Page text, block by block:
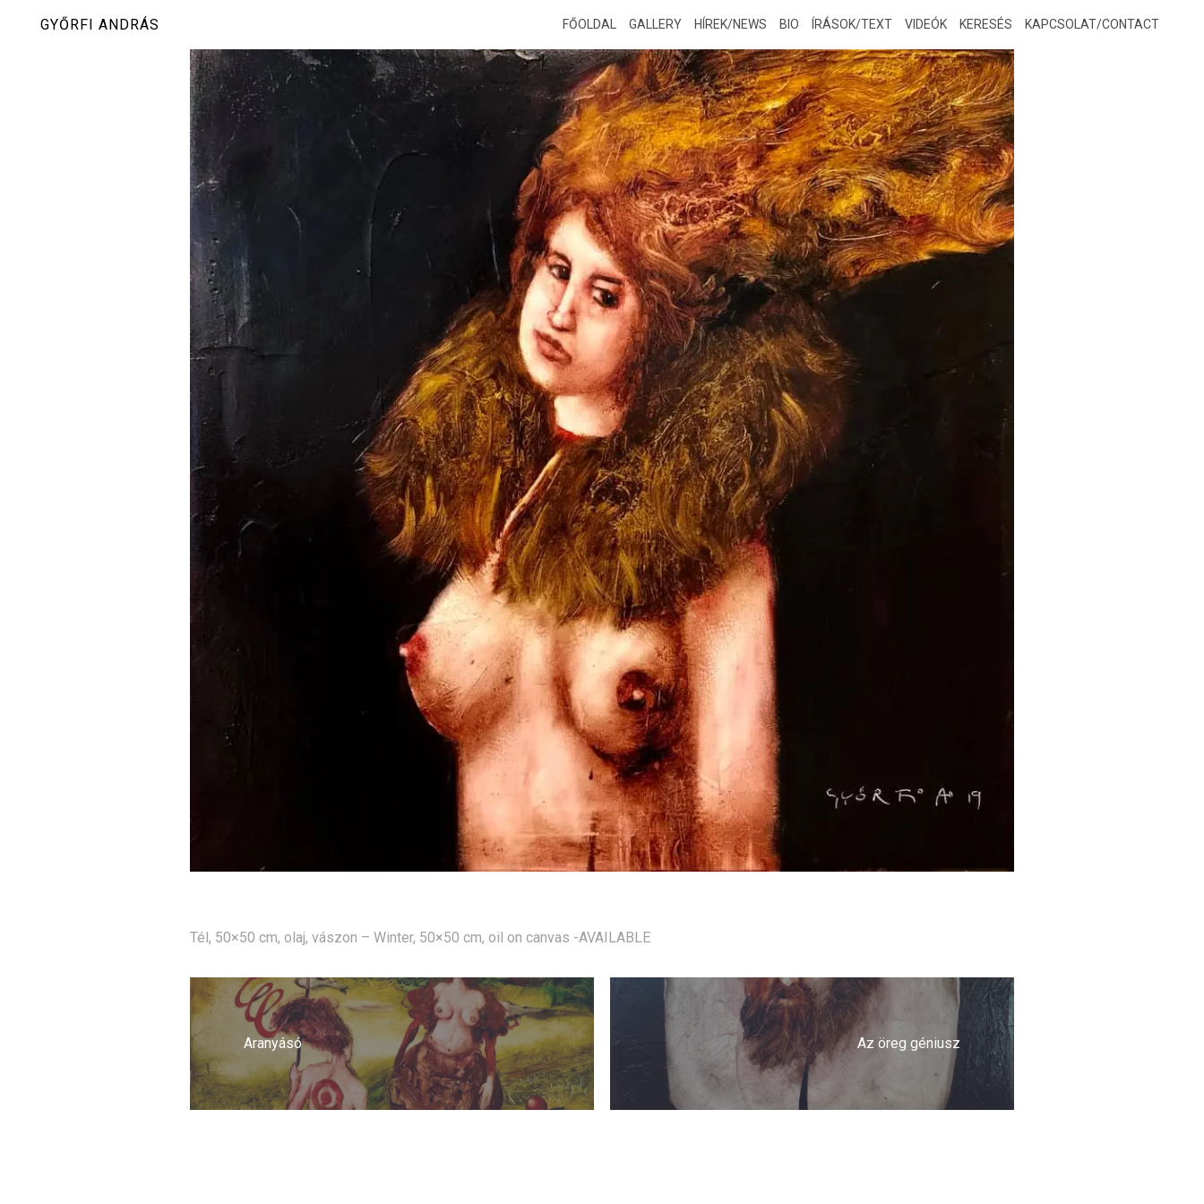
GYŐRFI ANDRÁS FŐOLDAL GALLERY HÍREK/NEWS BIO ÍRÁSOK/TEXT VIDEÓK KERESÉS KAPCSOLAT/CONTACT
Tél, 50×50 cm, olaj, vászon – Winter, 50×50 cm, oil on canvas -AVAILABLE
Bejegyzés
navigáció
Aranyásó Az öreg géniusz